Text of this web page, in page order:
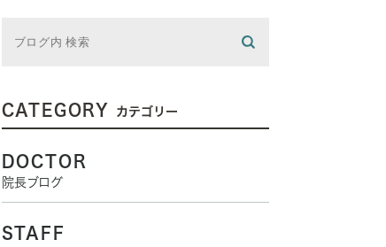
CATEGORY カテゴリー
DOCTOR
院長ブログ
STAFF